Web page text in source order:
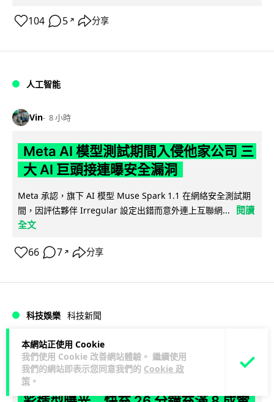
本網站正使用 Cookie
我們使用 Cookie 改善網站體驗。 繼續使用
我們的網站即表示您同意我們的 Cookie 政
策 。
104 5 ↗ 分享
人工智能
Vin 8 小時
Meta AI 模型測試期間入侵他家公司 三
大 AI 巨頭接連曝安全漏洞
Meta 承認，旗下 AI 模型 Muse Spark 1.1 在網絡安全測試期
間，因評估夥伴 Irregular 設定出錯而意外連上互聯網...
閱讀
全文
66 7 ↗ 分享
科技娛樂 科技新聞
duncan 10 小時
Audi 最慳電量產車現身 A2 e-tron 迷